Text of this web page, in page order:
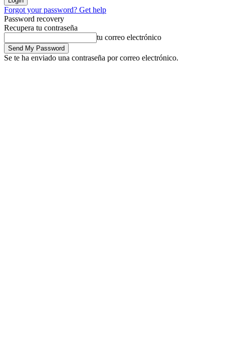
Forgot your password? Get help
Password recovery
Recupera tu contraseña
tu correo electrónico
Se te ha enviado una contraseña por correo electrónico.